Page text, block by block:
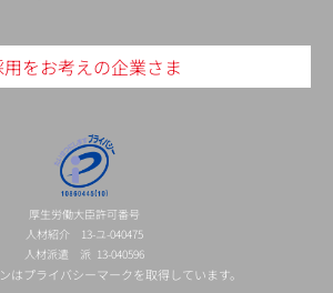
をお考えの企業さま
厚生労働大臣許可番号
人材紹介 13-ユ-040475
人材派遣 派 13-040596
はプライバシーマークを取得しています。